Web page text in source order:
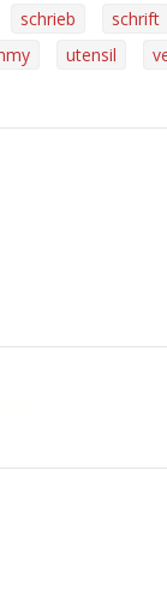
schrieb schrift
utensil